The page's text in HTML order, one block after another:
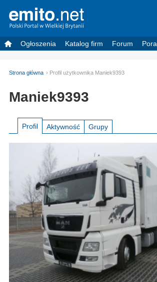
Ogłoszenia Katalog firm Forum
Strona główna Profil użytkownika Maniek9393
Maniek9393
Profil Aktywność Grupy